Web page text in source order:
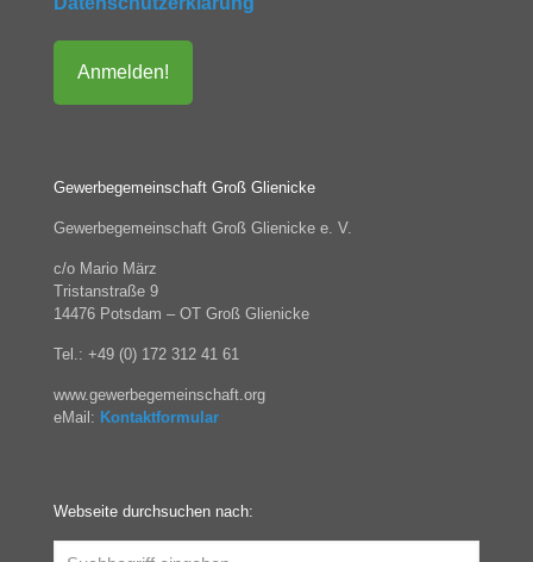
Gewerbegemeinschaft Groß Glienicke
Gewerbegemeinschaft Groß Glienicke e. V.
c/o Mario März
Tristanstraße 9
14476 Potsdam – OT Groß Glienicke
Tel.: +49 (0) 172 312 41 61
www.gewerbegemeinschaft.org
eMail: Kontaktformular
Webseite durchsuchen nach: